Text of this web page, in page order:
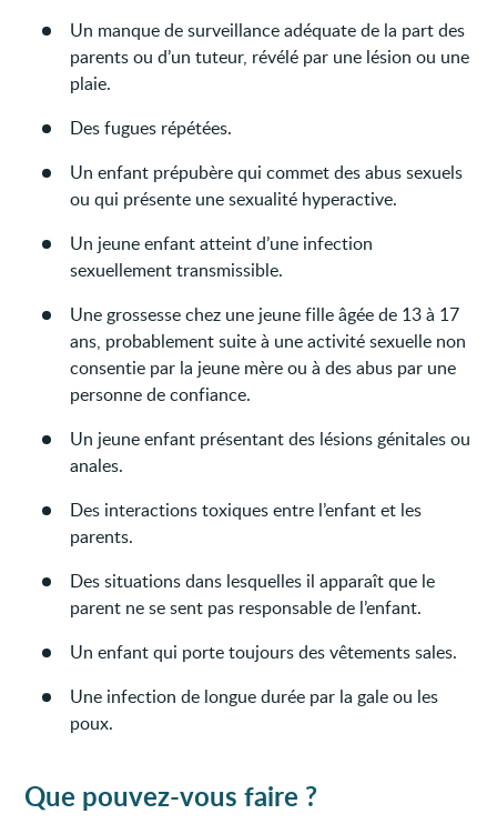
Un manque de surveillance adéquate de la part des
parents ou d’un tuteur, révélé par une lésion ou une
plaie.
Des fugues répétées.
Un enfant prépubère qui commet des abus sexuels
ou qui présente une sexualité hyperactive.
Un jeune enfant atteint d’une infection
sexuellement transmissible.
Une grossesse chez une jeune fille âgée de 13 à 17
ans, probablement suite à une activité sexuelle non
consentie par la jeune mère ou à des abus par une
personne de confiance.
Un jeune enfant présentant des lésions génitales ou
anales.
Des interactions toxiques entre l’enfant et les
parents.
Des situations dans lesquelles il apparaît que le
parent ne se sent pas responsable de l’enfant.
Un enfant qui porte toujours des vêtements sales.
Une infection de longue durée par la gale ou les
poux.
Que pouvez-vous faire ?